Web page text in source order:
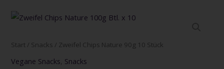
Start / Snacks / Zweifel Chips Nature 90g 10 Stück
Vegane Snacks Snacks
Zweifel
Nature
90g